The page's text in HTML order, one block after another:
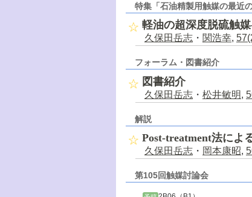
特集「石油精製用触媒の最近の
軽油の超深度脱硫触
久保田岳志 ・ 関浩幸,
フォーラム・図書紹介
図書紹介
久保田岳志 ・ 松井敏明,
解説
Post-treatment法によ
久保田岳志 ・ 岡本康昭,
第105回触媒討論会